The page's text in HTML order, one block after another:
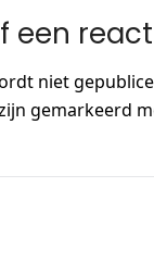
een
niet
gemarkeerd